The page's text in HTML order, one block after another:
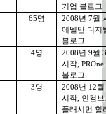
기업 블로그
65명 2008년 7월
에델만 디지
블로그
4명 2008년 9월
시작 , PROne
블로그
3명 2008년 12월
시작
인컴
플래시먼 힐